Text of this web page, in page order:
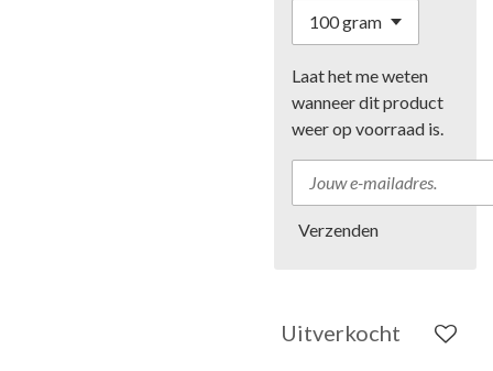
Laat het me weten
wanneer dit product
weer op voorraad is.
Verzenden
Uitverkocht